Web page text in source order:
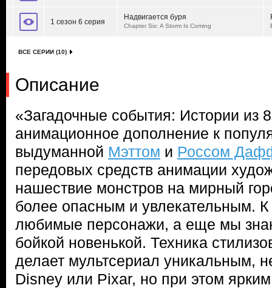
1 сезон 6 серия
Надвигается буря
Chapter Six: A Storm Is Coming
ВСЕ СЕРИИ (10)
Описание
«Загадочные события: Истории из
анимационное дополнение к
выдуманной Мэттом и Россом
передовых средств анимации
нашествие монстров на мирный
более опасным и увлекательным.
любимые персонажи, а еще мы
бойкой новенькой. Техника
делает мультсериал уникальным,
Disney или Pixar, но при этом